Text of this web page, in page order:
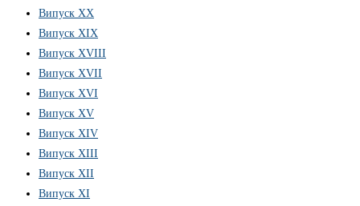
Випуск XX
Випуск XIX
Випуск XVIII
Випуск XVII
Випуск XVI
Випуск XV
Випуск XIV
Випуск XIII
Випуск XII
Випуск XI